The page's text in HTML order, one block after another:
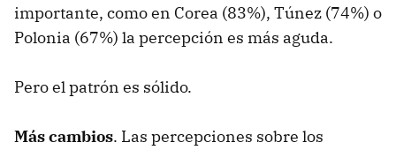
importante, como en Corea (83%), Túnez (74%) o
Polonia (67%) la percepción es más aguda.
Pero el patrón es sólido.
Más cambios. Las percepciones sobre los